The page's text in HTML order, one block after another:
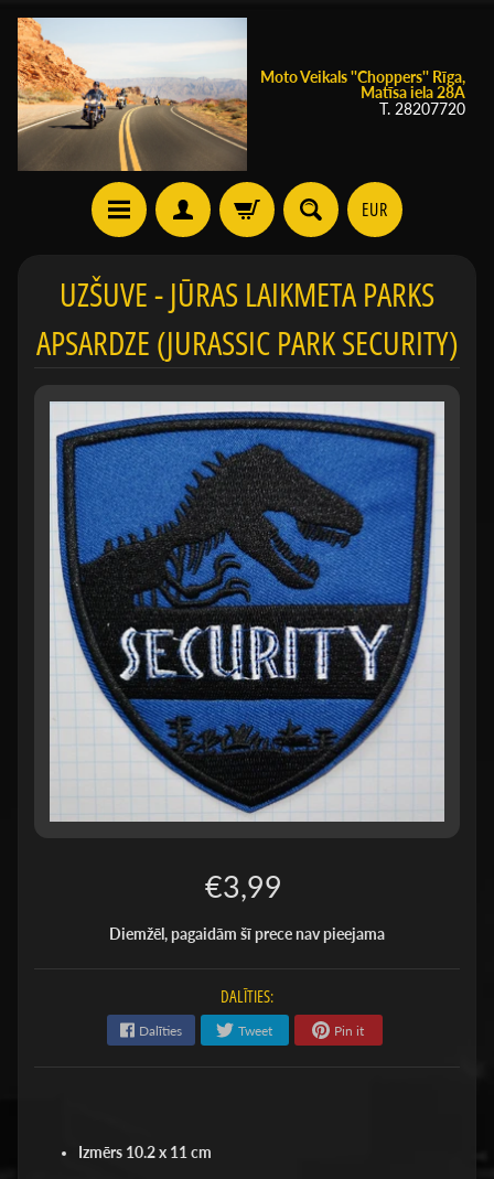
Moto Veikals ''Choppers'' Rīga,
Matīsa iela 28A
T. 28207720
EUR
UZŠUVE - JŪRAS LAIKMETA PARKS
APSARDZE (JURASSIC PARK SECURITY)
€3,99
Diemžēl, pagaidām šī prece nav pieejama
DALĪTIES:
Dalīties Tweet Pin it
Izmērs10.2 x 11 cm